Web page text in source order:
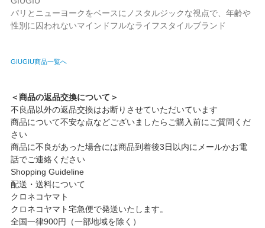
パリとニューヨークをベースにノスタルジックな視点で、年齢や
性別に囚われないマインドフルなライフスタイルブランド
GIUGIU商品一覧へ
＜商品の返品交換について＞
不良品以外の返品交換はお断りさせていただいています
商品について不安な点などございましたらご購入前にご質問くだ
さい
商品に不良があった場合には商品到着後3日以内にメールかお電
話でご連絡ください
Shopping Guideline
配送・送料について
クロネコヤマト
クロネコヤマト宅急便で発送いたします。
全国一律900円（一部地域を除く）